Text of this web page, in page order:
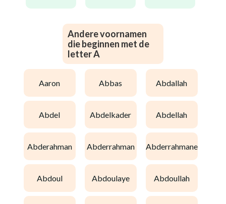
Andere voornamen
die beginnen met de
letter A
aaron abbas abdallah
abdel abdelkader abdellah
abderahman abderrahman abderrahmane
abdoul abdoulaye abdoullah